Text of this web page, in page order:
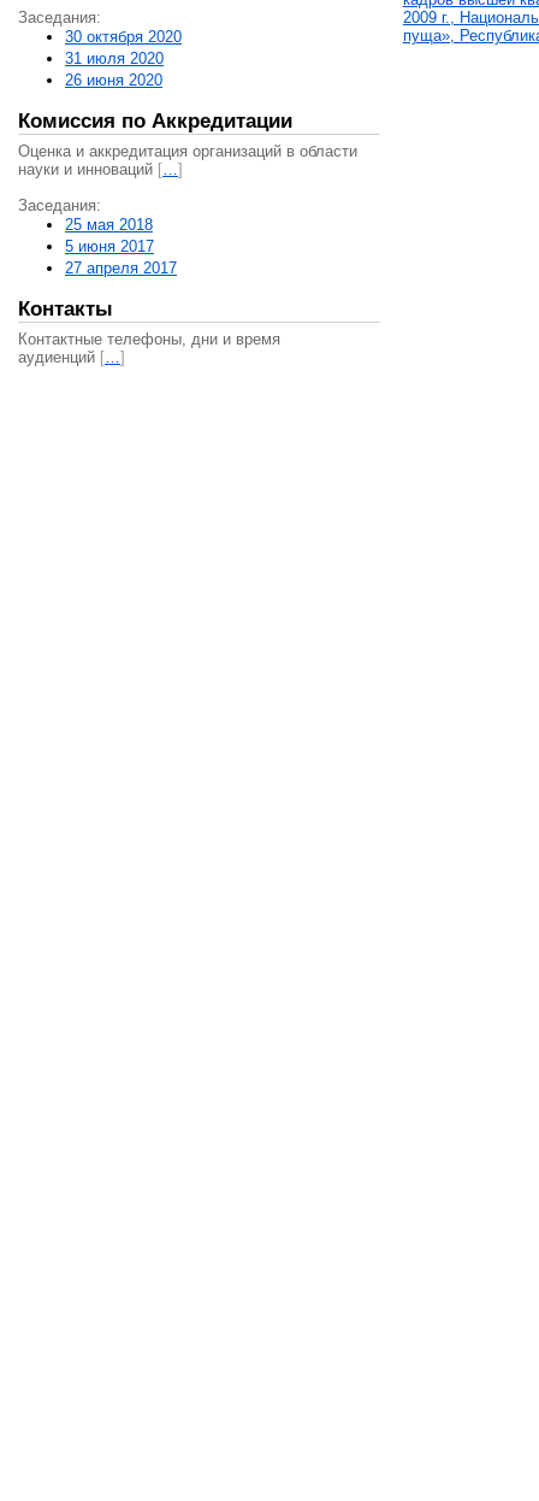
Заседания:
30 октября 2020
31 июля 2020
26 июня 2020
Комиссия по Аккредитации
Оценка и аккредитация организаций в области
науки и инноваций […]
Заседания:
25 мая 2018
5 июня 2017
27 апреля 2017
Контакты
Контактные телефоны, дни и время
аудиенций […]
2009 г.,
пуща»,